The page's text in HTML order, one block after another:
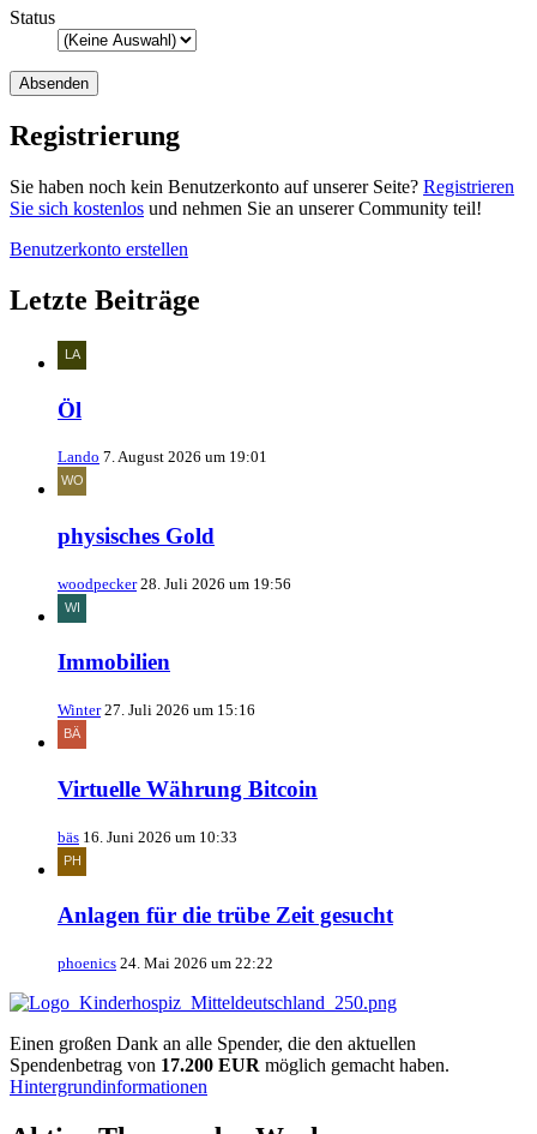
Status
Registrierung
Sie haben noch kein Benutzerkonto auf unserer Seite? Registrieren
Sie sich kostenlos und nehmen Sie an unserer Community teil!
Benutzerkonto erstellen
Letzte Beiträge
Öl
Lando 7. August 2026 um 19:01
physisches Gold
woodpecker 28. Juli 2026 um 19:56
Immobilien
Winter 27. Juli 2026 um 15:16
Virtuelle Währung Bitcoin
bäs 16. Juni 2026 um 10:33
Anlagen für die trübe Zeit gesucht
phoenics 24. Mai 2026 um 22:22
Einen großen Dank an alle Spender, die den aktuellen
Spendenbetrag von 17.200 EUR möglich gemacht haben.
Hintergrundinformationen